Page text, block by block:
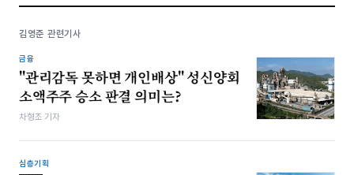
김영준 관련기사
금융
"관리감독 못하면 개인배상" 성신양회
소액주주 승소 판결 의미는?
차형조 기자
심층기획